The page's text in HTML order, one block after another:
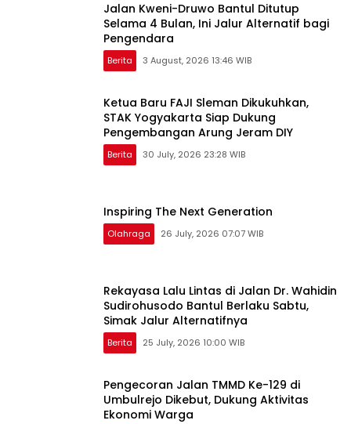
Jalan Kweni-Druwo Bantul Ditutup
Selama 4 Bulan, Ini Jalur Alternatif bagi
Pengendara
Berita 3 August, 2026 13:46 WIB
Ketua Baru FAJI Sleman Dikukuhkan,
STAK Yogyakarta Siap Dukung
Pengembangan Arung Jeram DIY
Berita 30 July, 2026 23:28 WIB
Inspiring The Next Generation
Olahraga 26 July, 2026 07:07 WIB
Rekayasa Lalu Lintas di Jalan Dr. Wahidin
Sudirohusodo Bantul Berlaku Sabtu,
Simak Jalur Alternatifnya
Berita 25 July, 2026 10:00 WIB
Pengecoran Jalan TMMD Ke-129 di
Umbulrejo Dikebut, Dukung Aktivitas
Ekonomi Warga